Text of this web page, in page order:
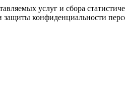
услуг и сбора
конфиденциальности